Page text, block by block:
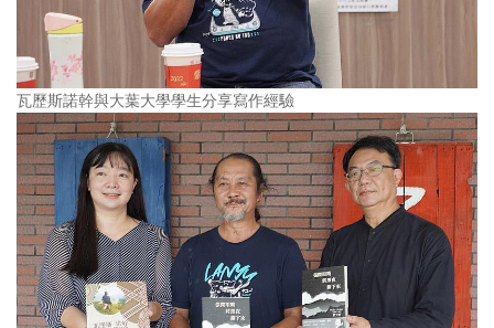
瓦歷斯諾幹與大葉大學學生分享寫作經驗